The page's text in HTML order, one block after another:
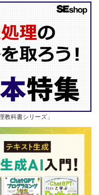
教科書シリーズ」